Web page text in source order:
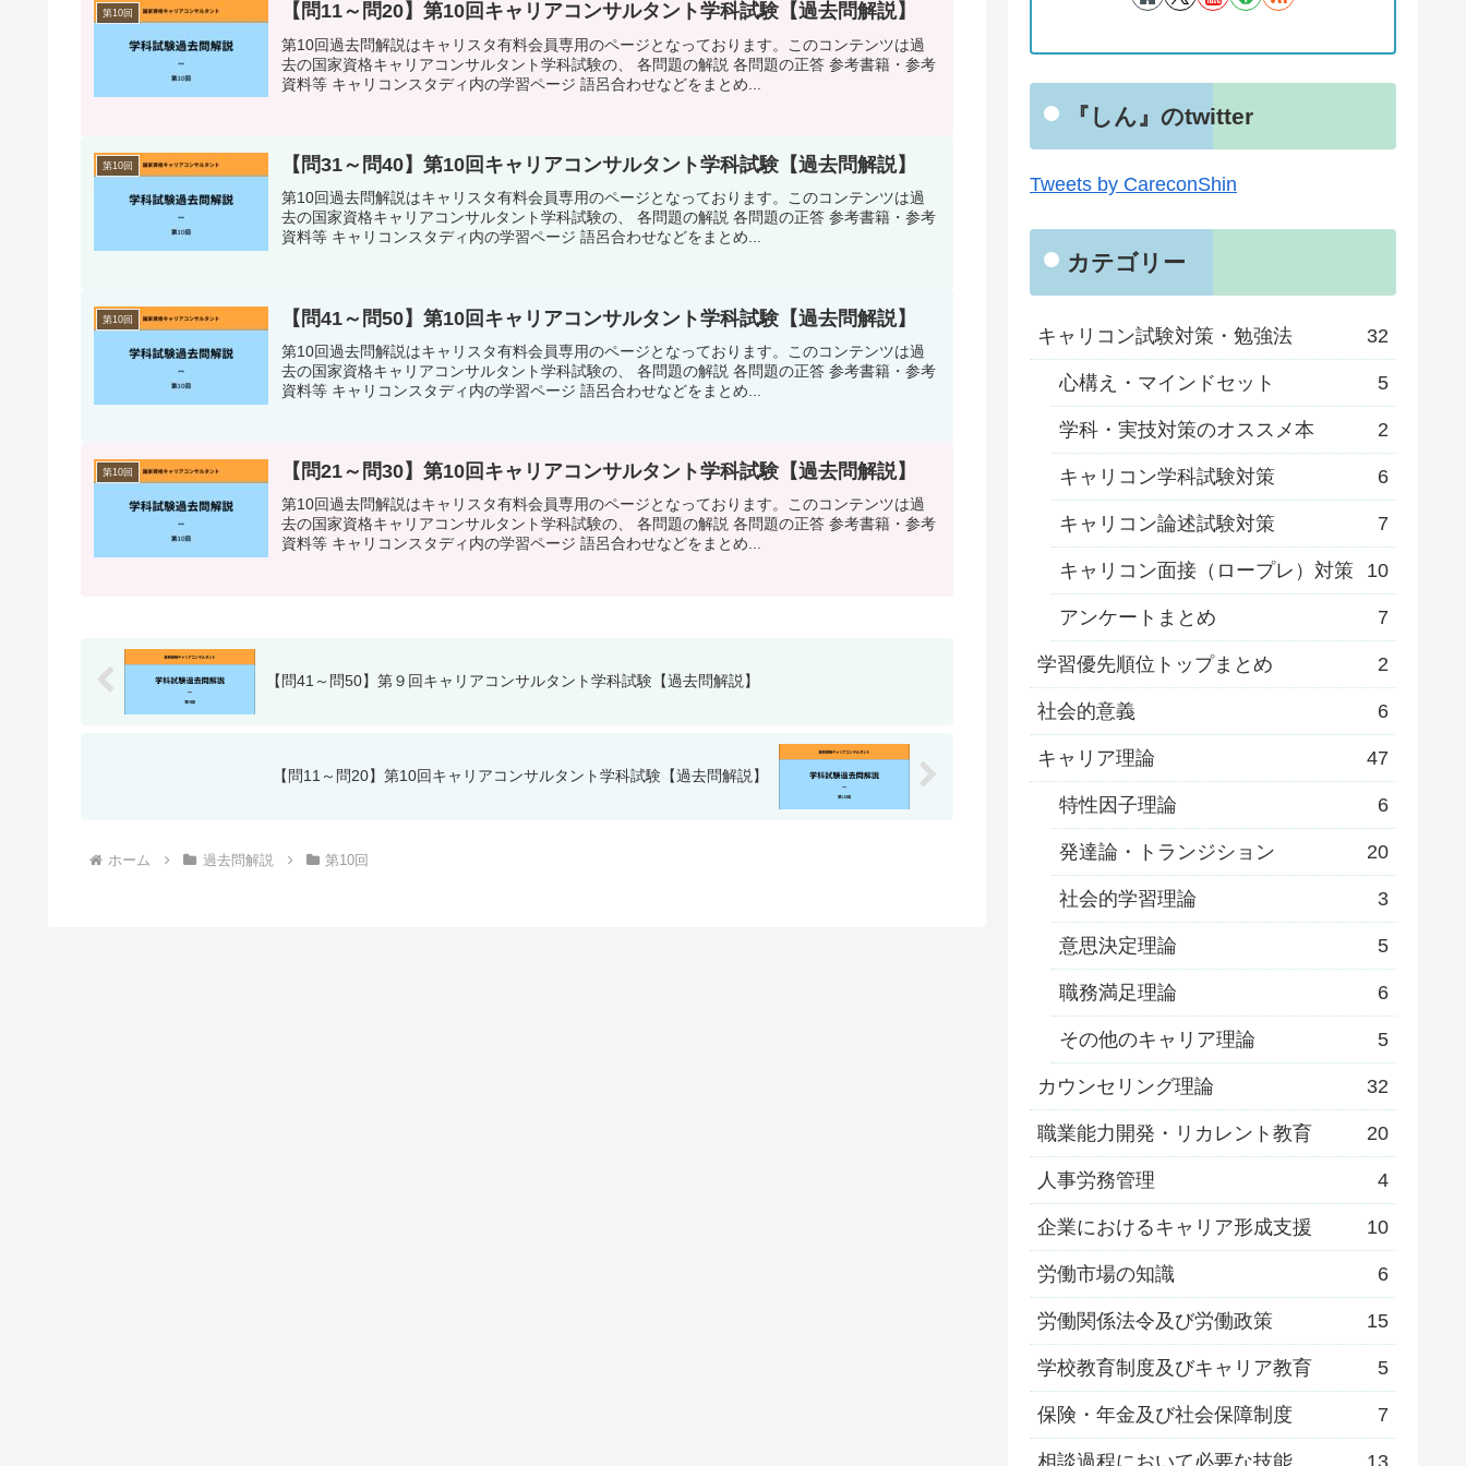
第10回 【問11～問20】第10回キャリアコンサルタント学科試験【過去問解説】
第10回過去問解説はキャリスタ有料会員専用のページとなっております。このコンテンツは過
去の国家資格キャリアコンサルタント学科試験の、 各問題の解説 各問題の正答 参考書籍・参考
資料等 キャリコンスタディ内の学習ページ 語呂合わせなどをまとめ...
第10回 【問31～問40】第10回キャリアコンサルタント学科試験【過去問解説】
第10回過去問解説はキャリスタ有料会員専用のページとなっております。このコンテンツは過
去の国家資格キャリアコンサルタント学科試験の、 各問題の解説 各問題の正答 参考書籍・参考
資料等 キャリコンスタディ内の学習ページ 語呂合わせなどをまとめ...
第10回 【問41～問50】第10回キャリアコンサルタント学科試験【過去問解説】
第10回過去問解説はキャリスタ有料会員専用のページとなっております。このコンテンツは過
去の国家資格キャリアコンサルタント学科試験の、 各問題の解説 各問題の正答 参考書籍・参考
資料等 キャリコンスタディ内の学習ページ 語呂合わせなどをまとめ...
第10回 【問21～問30】第10回キャリアコンサルタント学科試験【過去問解説】
第10回過去問解説はキャリスタ有料会員専用のページとなっております。このコンテンツは過
去の国家資格キャリアコンサルタント学科試験の、 各問題の解説 各問題の正答 参考書籍・参考
資料等 キャリコンスタディ内の学習ページ 語呂合わせなどをまとめ...
【問41～問50】第９回キャリアコンサルタント学科試験【過去問解説】
【問11～問20】第10回キャリアコンサルタント学科試験【過去問解説】
ホーム 過去問解説 第10回
『しん』のtwitter
Tweets by CareconShin
カテゴリー
キャリコン試験対策・勉強法 32
心構え・マインドセット 5
学科・実技対策のオススメ本 2
キャリコン学科試験対策 6
キャリコン論述試験対策 7
キャリコン面接（ロープレ）対策 10
アンケートまとめ 7
学習優先順位トップまとめ 2
社会的意義 6
キャリア理論 47
特性因子理論 6
発達論・トランジション 20
社会的学習理論 3
意思決定理論 5
職務満足理論 6
その他のキャリア理論 5
カウンセリング理論 32
職業能力開発・リカレント教育 20
人事労務管理 4
企業におけるキャリア形成支援 10
労働市場の知識 6
労働関係法令及び労働政策 15
学校教育制度及びキャリア教育 5
保険・年金及び社会保障制度 7
相談過程において必要な技能 13